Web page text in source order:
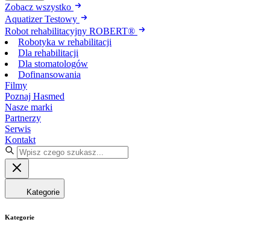
Zobacz wszystko
Aquatizer Testowy
Robot rehabilitacyjny ROBERT®
Robotyka w rehabilitacji
Dla rehabilitacji
Dla stomatologów
Dofinansowania
Filmy
Poznaj Hasmed
Nasze marki
Partnerzy
Serwis
Kontakt
Kategorie
Kategorie